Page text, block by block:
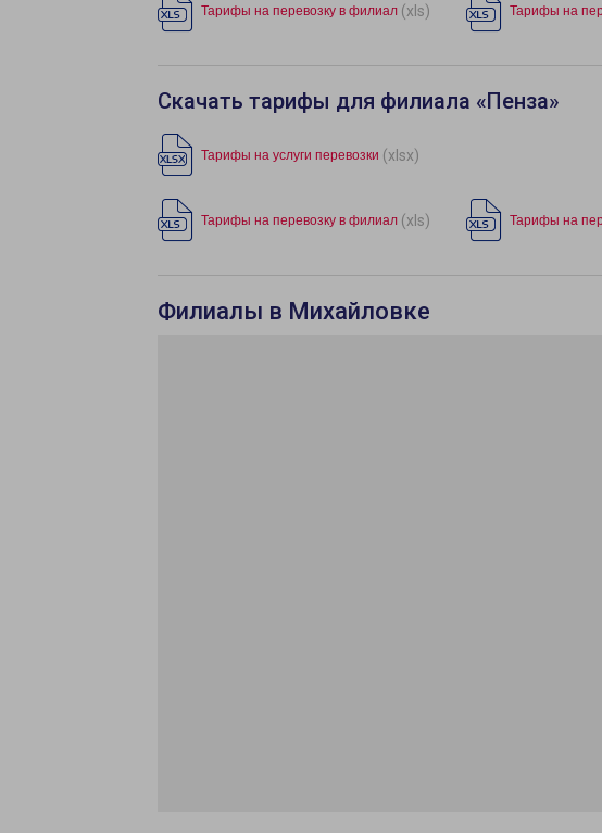
Тарифы на перевозку в филиал (xls) Тарифы на
Скачать тарифы для филиала «Пенза»
Тарифы на услуги перевозки (xlsx)
Тарифы на перевозку в филиал (xls) Тарифы на
Филиалы в Михайловке